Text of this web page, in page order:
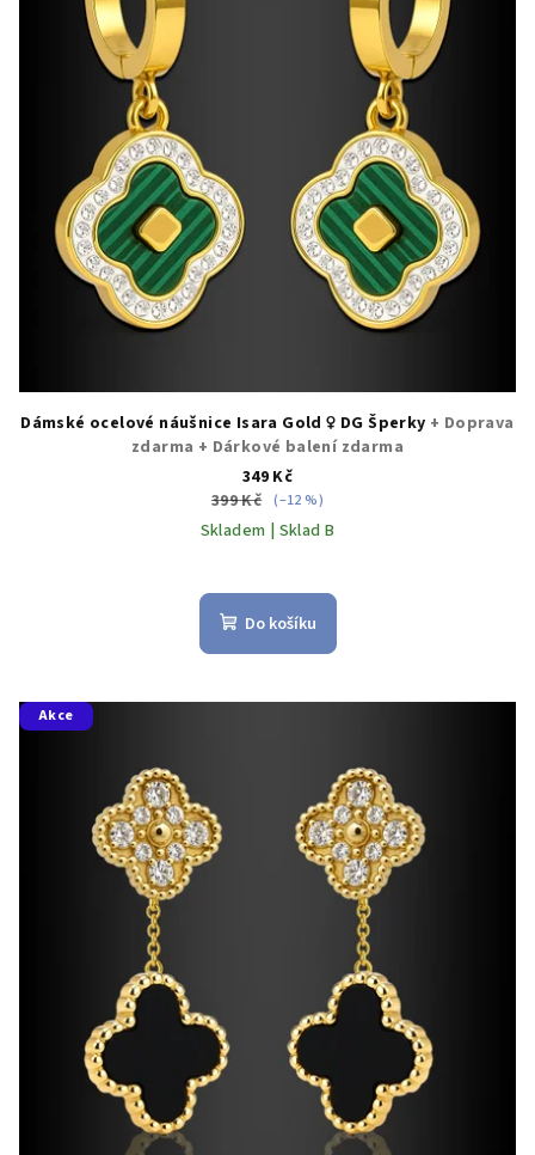
Dámské ocelové náušnice Isara Gold ♀️ DG Šperky + Doprava
zdarma + Dárkové balení zdarma
349 Kč
399 Kč (–12 %)
Skladem | Sklad B
Do košíku
Akce